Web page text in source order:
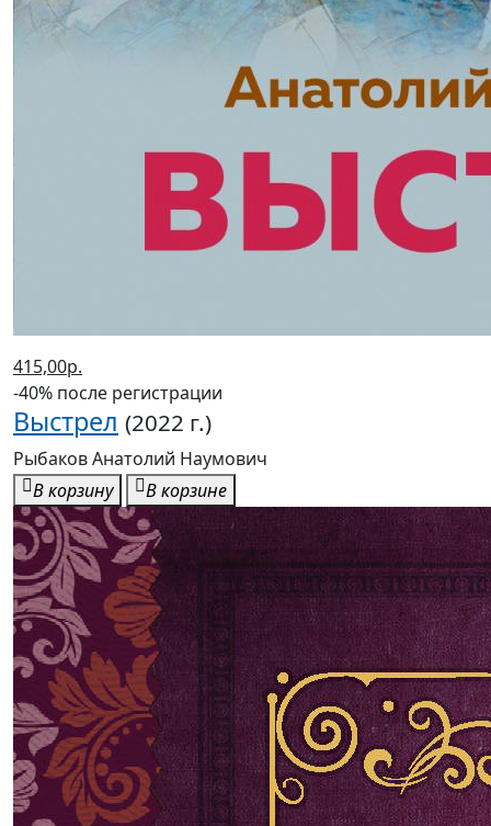
415,00р.
-40% после регистрации
Выстрел (2022 г.)
Рыбаков Анатолий Наумович
В корзину
В корзине